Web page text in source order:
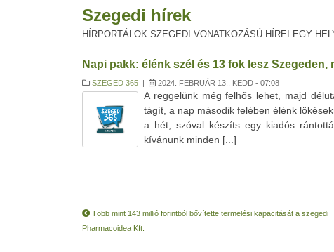
Szegedi hírek
HÍRPORTÁLOK SZEGEDI VONATKOZÁSÚ HÍREI EGY
Napi pakk: élénk szél és 13 fok lesz
SZEGED 365 | 2024. FEBRUÁR 13., KEDD - 07:08
A reggelünk még felhős lehet, majd
tágít, a nap második felében élénk
a hét, szóval készíts egy kiadós
kívánunk minden [...]
Több mint 143 millió forintból bővítette termelési kapacitását a szegedi
Pharmacoidea Kft.